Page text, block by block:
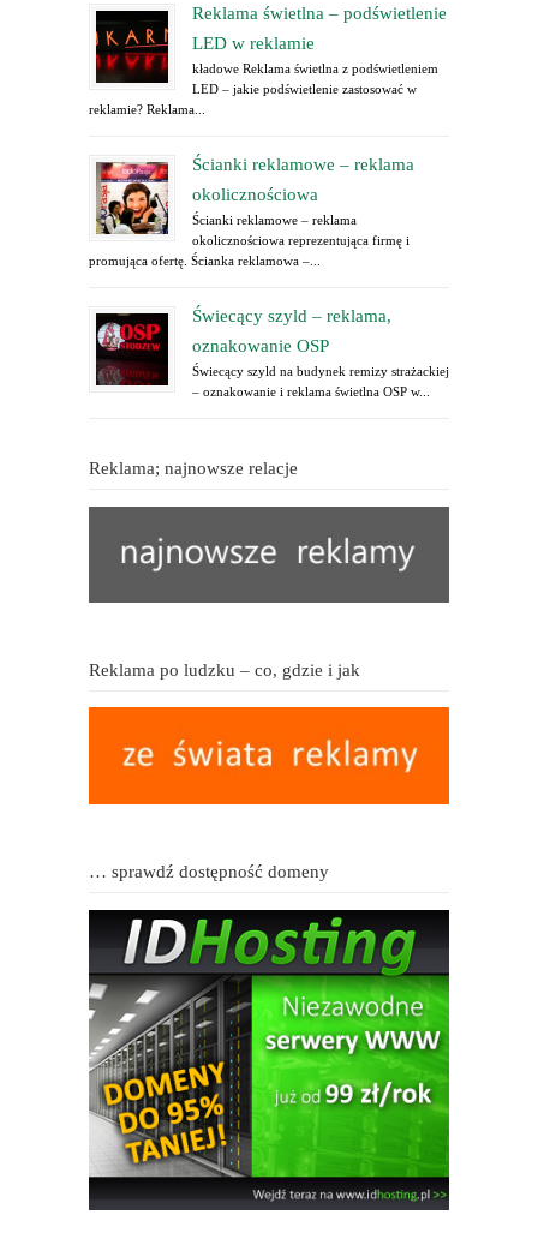
Reklama świetlna – podświetlenie
LED w reklamie
kładowe Reklama świetlna z podświetleniem
LED – jakie podświetlenie zastosować w
reklamie? Reklama...
Ścianki reklamowe – reklama
okolicznościowa
Ścianki reklamowe – reklama
okolicznościowa reprezentująca firmę i
promująca ofertę. Ścianka reklamowa –...
Świecący szyld – reklama,
oznakowanie OSP
Świecący szyld na budynek remizy strażackiej
– oznakowanie i reklama świetlna OSP w...
Reklama; najnowsze relacje
Reklama po ludzku – co, gdzie i jak
… sprawdź dostępność domeny